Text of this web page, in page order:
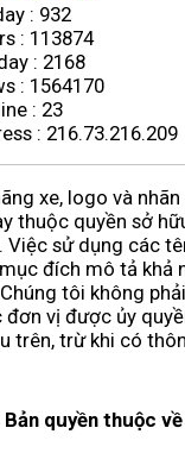
: 932
: 113874
: 2168
: 1564170
: 23
: 216.73.216.209
xe, logo và
thuộc quyền sở
sử dụng các
đích mô tả khả
tôi không
đơn vị được ủy
trên, trừ khi có
Bản quyền thuộc